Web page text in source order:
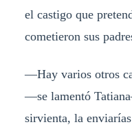
el castigo que
cometieron sus
—Hay varios otros
—se lamentó
sirvienta, la